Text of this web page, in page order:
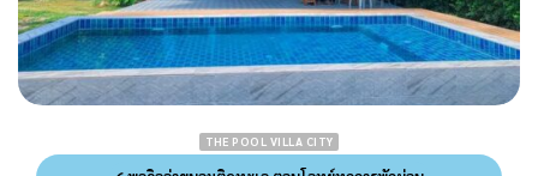
THE POOL VILLA CITY